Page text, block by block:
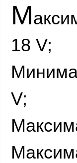
М
18 V;
V;